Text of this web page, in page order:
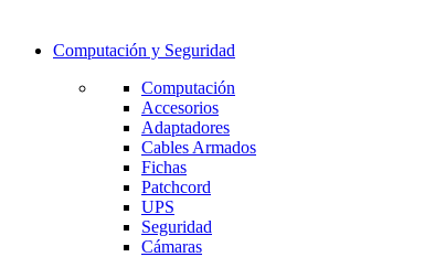
Computación y Seguridad
Computación
Accesorios
Adaptadores
Cables Armados
Fichas
Patchcord
UPS
Seguridad
Cámaras